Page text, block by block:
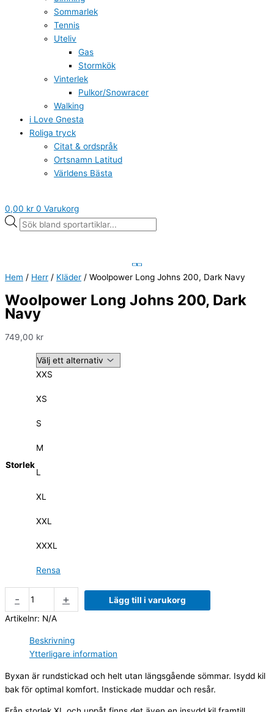
Sommarlek
Tennis
Uteliv
Gas
Stormkök
Vinterlek
Pulkor/Snowracer
Walking
i Love Gnesta
Roliga tryck
Citat & ordspråk
Ortsnamn Latitud
Världens Bästa
0,00 kr 0 Varukorg
Hem / Herr / Kläder / Woolpower Long Johns 200, Dark Navy
Woolpower Long Johns 200, Dark
Navy
749,00 kr
Storlek
XXS
XS
S
M
L
XL
XXL
XXXL
Rensa
- +
Lägg till i varukorg
Artikelnr: N/A
Beskrivning
Ytterligare information
Byxan är rundstickad och helt utan längsgående sömmar. Isydd kil
bak för optimal komfort. Instickade muddar och resår.